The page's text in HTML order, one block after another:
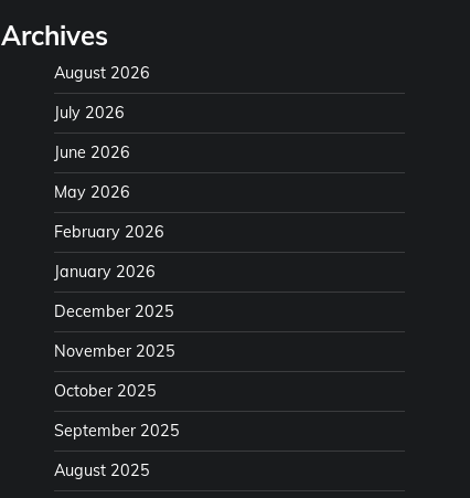
Archives
August 2026
July 2026
June 2026
May 2026
February 2026
January 2026
December 2025
November 2025
October 2025
September 2025
August 2025